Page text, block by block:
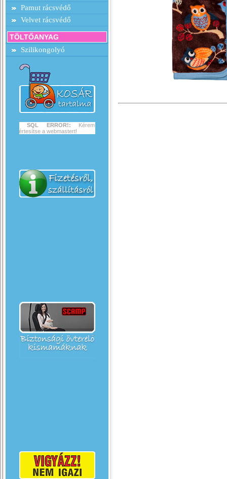
Pamut rácsvédő
Velvet rácsvédő
TÖLTŐANYAG
Szilikongolyó
SQL ERROR!: Kérem
értesítse a webmastert!